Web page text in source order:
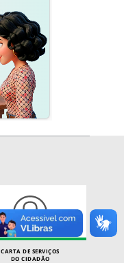
CARTA DE SERVIÇOS
DO CIDADÃO